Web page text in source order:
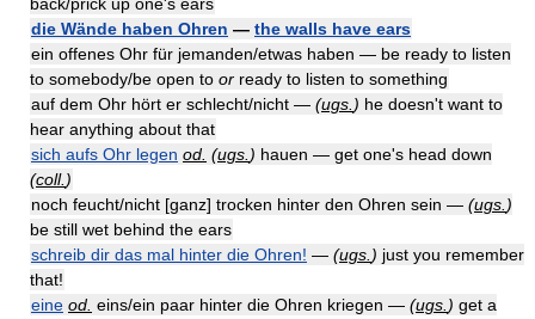
die Wände haben Ohren — the walls have ears
ein offenes Ohr für jemanden/etwas haben — be ready to listen
to somebody/be open to or ready to listen to something
auf dem Ohr hört er schlecht/nicht — (ugs. ) he doesn't want to
hear anything about that
sich aufs Ohr legen od. (ugs. ) hauen — get one's head down
(coll. )
noch feucht/nicht [ganz] trocken hinter den Ohren sein — (ugs. )
be still wet behind the ears
schreib dir das mal hinter die Ohren! — (ugs. ) just you remember
that!
eine od. eins/ein paar hinter die Ohren kriegen — (ugs. ) get a